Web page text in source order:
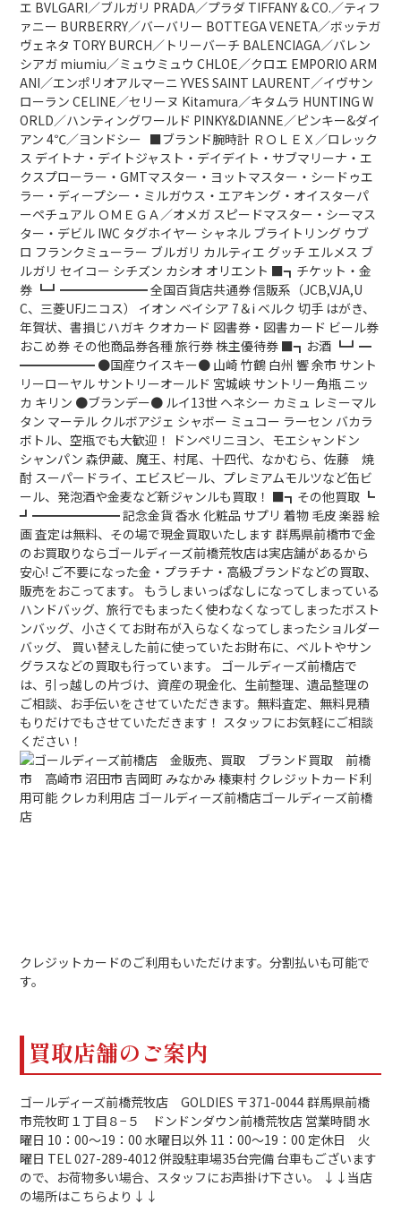
エ BVLGARI／ブルガリ PRADA／プラダ TIFFANY & CO.／ティフ
ァニー BURBERRY／バーバリー BOTTEGA VENETA／ボッテガ
ヴェネタ TORY BURCH／トリーバーチ BALENCIAGA／バレン
シアガ miumiu／ミュウミュウ CHLOE／クロエ EMPORIO ARM
ANI／エンポリオアルマーニ YVES SAINT LAURENT／イヴサン
ローラン CELINE／セリーヌ Kitamura／キタムラ HUNTING W
ORLD／ハンティングワールド PINKY&DIANNE／ピンキー&ダイ
アン 4℃／ヨンドシー ■ブランド腕時計 ＲＯＬＥＸ／ロレック
ス デイトナ・デイトジャスト・デイデイト・サブマリーナ・エ
クスプローラー・GMTマスター・ヨットマスター・シードゥエ
ラー・ディープシー・ミルガウス・エアキング・オイスターパ
ーペチュアル ＯＭＥＧＡ／オメガ スピードマスター・シーマス
ター・デビル IWC タグホイヤー シャネル ブライトリング ウブ
ロ フランクミューラー ブルガリ カルティエ グッチ エルメス ブ
ルガリ セイコー シチズン カシオ オリエント ■┓チケット・金
券 ┗┛━━━━━━━ 全国百貨店共通券 信販系（JCB,VJA,U
C、三菱UFJニコス） イオン ベイシア 7＆i ベルク 切手 はがき、
年賀状、書損じハガキ クオカード 図書券・図書カード ビール券
おこめ券 その他商品券各種 旅行券 株主優待券 ■┓お酒 ┗┛━
━━━━━━ ●国産ウイスキー● 山崎 竹鶴 白州 響 余市 サント
リーローヤル サントリーオールド 宮城峡 サントリー角瓶 ニッ
カ キリン ●ブランデー● ルイ13世 ヘネシー カミュ レミーマル
タン マーテル クルボアジェ シャボー ミュコー ラーセン バカラ
ボトル、空瓶でも大歓迎！ ドンペリニヨン、モエシャンドン
シャンパン 森伊蔵、魔王、村尾、十四代、なかむら、佐藤 焼
酎 スーパードライ、エビスビール、プレミアムモルツなど缶ビ
ール、発泡酒や金麦など新ジャンルも買取！ ■┓その他買取 ┗
┛━━━━━━━ 記念金貨 香水 化粧品 サプリ 着物 毛皮 楽器 絵
画 査定は無料、その場で現金買取いたします 群馬県前橋市で金
のお買取りならゴールディーズ前橋荒牧店は実店舗があるから
安心! ご不要になった金・プラチナ・高級ブランドなどの買取、
販売をおこってます。 もうしまいっぱなしになってしまっている
ハンドバッグ、旅行でもまったく使わなくなってしまったボスト
ンバッグ、小さくてお財布が入らなくなってしまったショルダー
バッグ、 買い替えした前に使っていたお財布に、ベルトやサン
グラスなどの買取も行っています。 ゴールディーズ前橋店で
は、引っ越しの片づけ、資産の現金化、生前整理、遺品整理の
ご相談、お手伝いをさせていただきます。無料査定、無料見積
もりだけでもさせていただきます！ スタッフにお気軽にご相談
ください！
クレジットカードのご利用もいただけます。分割払いも可能で
す。
買取店舗のご案内
ゴールディーズ前橋荒牧店 GOLDIES 〒371-0044 群馬県前橋
市荒牧町１丁目８−５ ドンドンダウン前橋荒牧店 営業時間 水
曜日 10：00～19：00 水曜日以外 11：00～19：00 定休日 火
曜日 TEL 027-289-4012 併設駐車場35台完備 台車もございます
ので、お荷物多い場合、スタッフにお声掛け下さい。 ↓↓当店
の場所はこちらより↓↓